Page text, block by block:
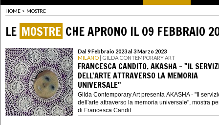
HOME > MOSTRE
LE MOSTRE CHE APRONO IL 09 FEBBRAIO
Dal 9 Febbraio 2023 al 3 Marzo 2023
MILANO | GILDA CONTEMPORARY ART
FRANCESCA CANDITO. AKASHA - "IL
DELL'ARTE ATTRAVERSO LA MEMORIA
UNIVERSALE"
Gilda Contemporary Art presenta AKASHA - "Il
dell'arte attraverso la memoria universale", mostra
di Francesca Candit...